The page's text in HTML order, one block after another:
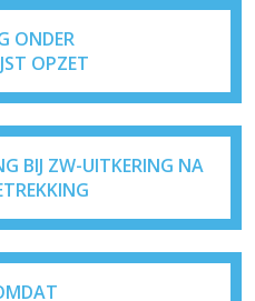
ONDER
OPZET
BIJ ZW-UITKERING NA